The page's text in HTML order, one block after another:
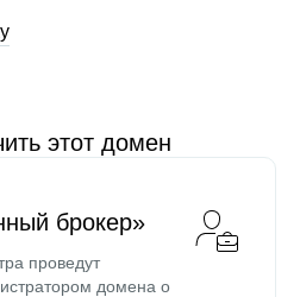
этот домен
брокер»
проведут
домена о